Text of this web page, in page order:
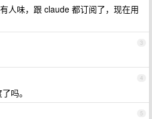
人味，跟 claude 都订阅了，现在用
3
4
吗。
5